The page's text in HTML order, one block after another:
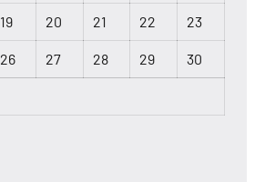
19 20 21 22 23
26 27 28 29 30